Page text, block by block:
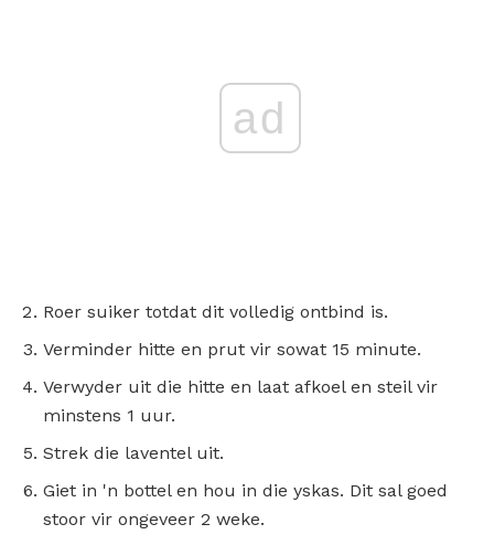
ad
Roer suiker totdat dit volledig ontbind is.
Verminder hitte en prut vir sowat 15 minute.
Verwyder uit die hitte en laat afkoel en steil vir
minstens 1 uur.
Strek die laventel uit.
Giet in 'n bottel en hou in die yskas. Dit sal goed
stoor vir ongeveer 2 weke.